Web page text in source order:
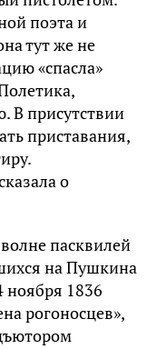
поэта и
тут же не
«спасла»
В присутствии
приставания,
о
пасквилей
на Пушкина
ноября 1836
рогоносцев»,